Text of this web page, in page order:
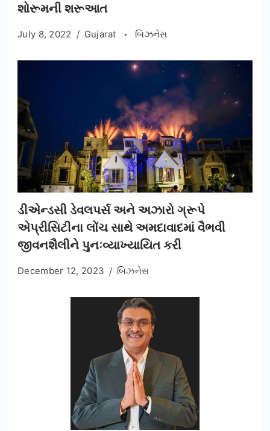
શોરૂમની શરૂઆત
July 8, 2022 Gujarat બિઝનેસ
ડીએન્ડસી ડેવલપર્સ અને અઝારો ગ્રૂપે
એપ્રીસિટીના લોંચ સાથે અમદાવાદમાં વૈભવી
જીવનશૈલીને પુનઃવ્યાખ્યાયિત કરી
December 12, 2023 બિઝનેસ